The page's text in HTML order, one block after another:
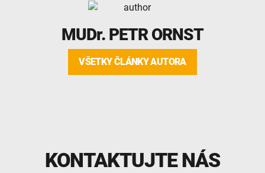
MUDr. PETR ORNST
VŠETKY ČLÁNKY AUTORA
KONTAKTUJTE NÁS